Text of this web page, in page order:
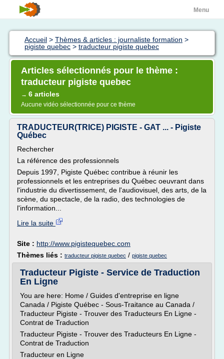
Menu
Accueil > Thèmes & articles : journaliste formation >
pigiste quebec > traducteur pigiste quebec
Articles sélectionnés pour le thème :
traducteur pigiste quebec
→ 6 articles
Aucune vidéo sélectionnée pour ce thème
TRADUCTEUR(TRICE) PIGISTE - GAT ... - Pigiste
Québec
Rechercher
La référence des professionnels
Depuis 1997, Pigiste Québec contribue à réunir les
professionnels et les entreprises du Québec oeuvrant dans
l'industrie du divertissement, de l'audiovisuel, des arts, de la
scène, du spectacle, de la radio, des technologies de
l'information...
Lire la suite
Site : http://www.pigistequebec.com
Thèmes liés : traducteur pigiste quebec / pigiste quebec
Traducteur Pigiste - Service de Traduction
En Ligne
You are here: Home / Guides d'entreprise en ligne
Canada / Pigiste Québec - Sous-Traitance au Canada /
Traducteur Pigiste - Trouver des Traducteurs En Ligne -
Contrat de Traduction
Traducteur Pigiste - Trouver des Traducteurs En Ligne -
Contrat de Traduction
Traducteur en Ligne